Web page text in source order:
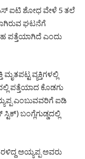
ಎಸ್ ಐಟಿ ಶೋಧ ವೇಳೆ 5 ತಲೆ
ಘಟನೆಗೆ
ಪತ್ತೆಯಾಗಿದೆ ಎಂದು
ವ್ಯಕ್ತಿಗಳಲ್ಲಿ
ಪತ್ತೆಯಾದ ಕೊಡಗು
ಎಂಬುವವರಿಗೆ ಐಡಿ
ಬಂಗ್ಲೆಗುಡ್ಡದಲ್ಲಿ
ಅಯ್ಯಪ್ಪ ಅವರು